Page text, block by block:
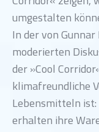
umgestalten
In der von
moderierten
der »Cool
klimafreundliche
Lebensmitteln
erhalten ihre